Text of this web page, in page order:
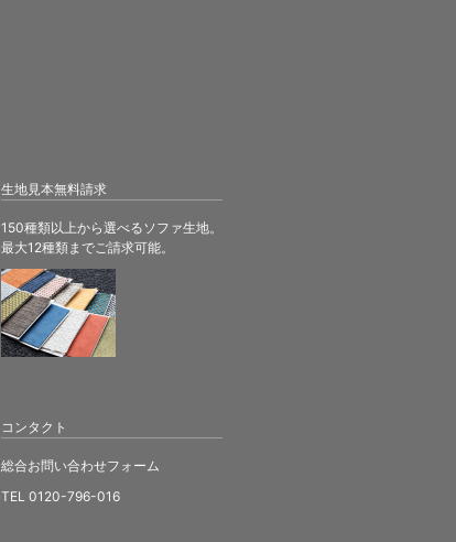
生地見本無料請求
150種類以上から選べるソファ生地。
最大12種類までご請求可能。
コンタクト
総合お問い合わせフォーム
TEL 0120-796-016